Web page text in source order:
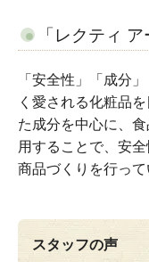
「レクティ
「安全性」「成分
く愛される化粧品
た成分を中心に、
用することで、安
商品づくりを行って
スタッフの声